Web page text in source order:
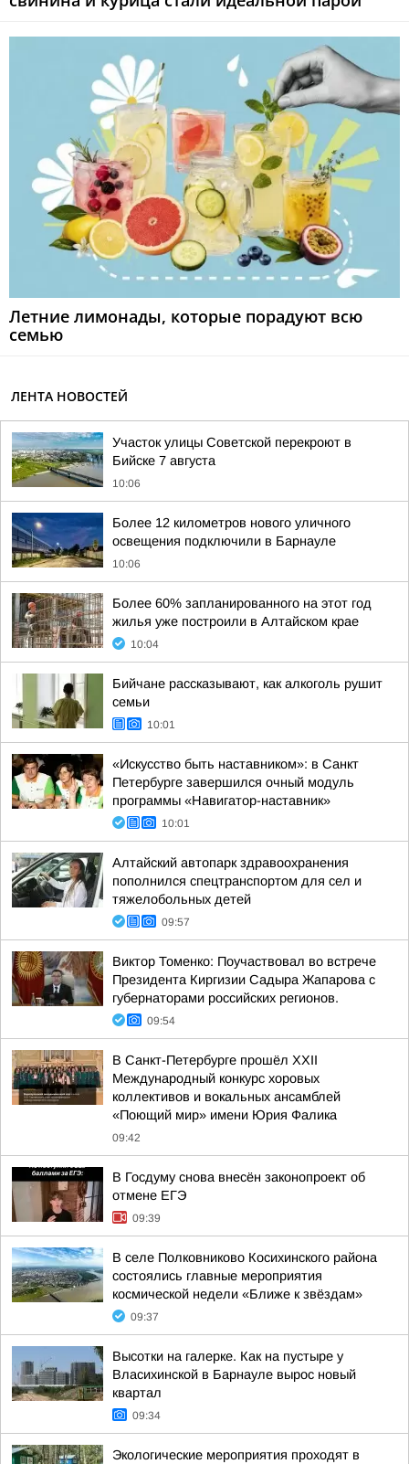
Летние лимонады, которые порадуют всю
семью
ЛЕНТА НОВОСТЕЙ
Участок улицы Советской перекроют в
Бийске 7 августа
10:06
Более 12 километров нового уличного
освещения подключили в Барнауле
10:06
Более 60% запланированного на этот год
жилья уже построили в Алтайском крае
10:04
Бийчане рассказывают, как алкоголь рушит
семьи
10:01
«Искусство быть наставником»: в Санкт
Петербурге завершился очный модуль
программы «Навигатор-наставник»
10:01
Алтайский автопарк здравоохранения
пополнился спецтранспортом для сел и
тяжелобольных детей
09:57
Виктор Томенко: Поучаствовал во встрече
Президента Киргизии Садыра Жапарова с
губернаторами российских регионов.
09:54
В Санкт-Петербурге прошёл XXII
Международный конкурс хоровых
коллективов и вокальных ансамблей
«Поющий мир» имени Юрия Фалика
09:42
В Госдуму снова внесён законопроект об
отмене ЕГЭ
09:39
В селе Полковниково Косихинского района
состоялись главные мероприятия
космической недели «Ближе к звёздам»
09:37
Высотки на галерке. Как на пустыре у
Власихинской в Барнауле вырос новый
квартал
09:34
Экологические мероприятия проходят в